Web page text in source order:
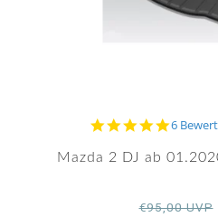
5.0
rating
6
Mazda 2 DJ ab
€95,00 UVP